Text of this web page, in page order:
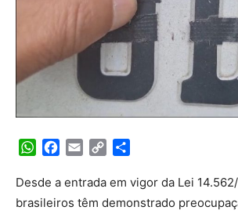
WhatsApp
Facebook
Email Copy
Desde a entrada em vigor da Lei
brasileiros têm demonstrado